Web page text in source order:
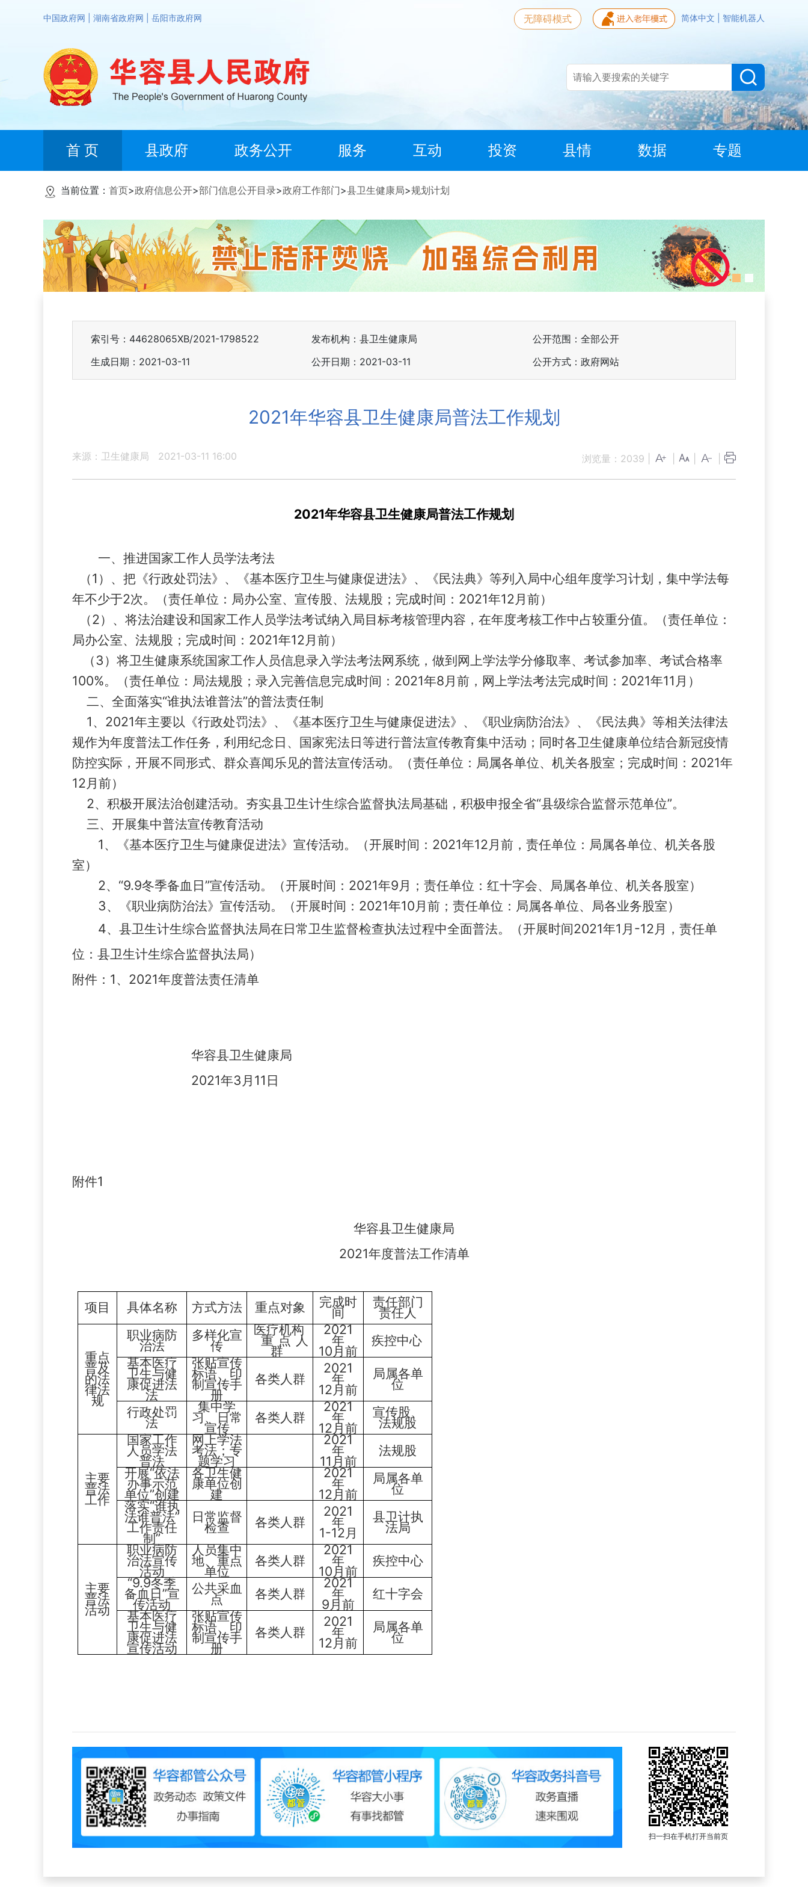
中国政府网 湖南省政府网 岳阳市政府网 简体中文 智能机器人
无障碍模式
首 页 县政府 政务公开 服务 互动 投资 县情 数据 专题
当前位置： 首页>政府信息公开>部门信息公开目录>政府工作部门>县卫生健康局>规划计划
索引号：44628065XB/2021-1798522 发布机构：县卫生健康局
公开范围：全部公开
生成日期：2021-03-11
公开日期：2021-03-11 公开方式：政府网站
2021年华容县卫生健康局普法工作规划
来源：卫生健康局 2021-03-11 16:00 浏览量： 2039
2021年华容县卫生健康局普法工作规划
一、推进国家工作人员学法考法
（1 ） 、把 《行政处罚法》、《基本医疗卫生与健康促进法》、《民法典》等列入局中心组年度学习计划，集中学法每
年不少于2次。 （责任单位：局办公室、宣传股、法规股；完成时间： 2021年12月前）
（2） 、将法治建设和国家工作人员学法考试纳入局目标考核管理内容， 在年度考核工作中占较重分值。
（责任单位：
局办公室、法规股；完成时间： 2021年12月前）
（3） 将卫生健康系统国家工作人员信息录入学法考法网系统，做到网上学法学分修取率、考试参加率、考试合格率
100%。
（责任单位：局法规股；录入完善信息完成时间： 2021年8月前，网上学法考法完成时间：2021年11月 ）
二、全面落实“谁执法谁普法”的普法责任制
1、 2021年主要以 《行政处罚法》、
《基本医疗卫生与健康促进法》、《职业病防治法》、《民法典》等相关法律法
规作为年度普法工作任务， 利用纪念日、国家宪法日等进行普法宣传教育集中活动；同时各卫生健康单位结合新冠疫情
防控实际，开展不同形式、群众喜闻乐见的普法宣传活动。（责任单位：局属各单位、机关各股室；完成时间： 2021年
12月前）
2、 积极开展法治创建活动。夯实县卫生计生综合监督执法局基础，积极申报全省“县级综合监督示范单位”。
三、开展集中普法宣传教育活动
1、《基本医疗卫生与健康促进法》宣传活动。（开展时间：2021年12月前，责任单位：局属各单位、机关各股
室）
2、“9.9冬季备血日”宣传活动。（开展时间：2021年9月；责任单位：红十字会、局属各单位、机关各股室）
3、《职业病防治法》宣传活动。（开展时间：2021年10月前；责任单位：局属各单位、局各业务股室）
4、县卫生计生综合监督执法局在日常卫生监督检查执法过程中全面普法。（开展时间2021年1月-12月，责任单
位：县卫生计生综合监督执法局）
附件： 1、2021年度普法责任清单
华容县卫生健康局
2021年3月11日
附件1
华容县卫生健康局
2021年度普法工作清单
项目 具体名称 方式方法 重点对象 完成时
间
责任部门
责任人
重点
普及
的法
律法
规
职业病防
治法
多样化宣
传
医疗机构
重点人
群
2021
年
10月前
疾控中心
基本医疗
卫生与健
康促进法
法
张贴宣传
标语、印
制宣传手
册
各类人群
2021
年
12月前
局属各单
位
行政处罚
法
集中学
习、日常
宣传
各类人群
2021
年
12月前
宣传股、
法规股
主要
普法
工作
国家工作
人员学法
普法
网上学法
考法； 专
题学习
2021
年
11 月前
法规股
开展“依法
办事示范
单位”创建
各卫生健
康单位创
建
2021
年
12月前
局属各单
位
落实“谁执
法谁普法”
工作责任
制”
日常监督
检查 各类人群
2021
年
1-12月
县卫计执
法局
主要
普法
活动
职业病防
治法宣传
活动
人员集中
地、重点
单位
各类人群
2021
年
10月前
疾控中心
“9.9冬季
备血日”宣
传活动
公共采血
点 各类人群
2021
年
9月前
红十字会
基本医疗
卫生与健
康促进法
宣传活动
张贴宣传
标语、印
制宣传手
册
各类人群
2021
年
12月前
局属各单
位
扫一扫在手机打开当前页